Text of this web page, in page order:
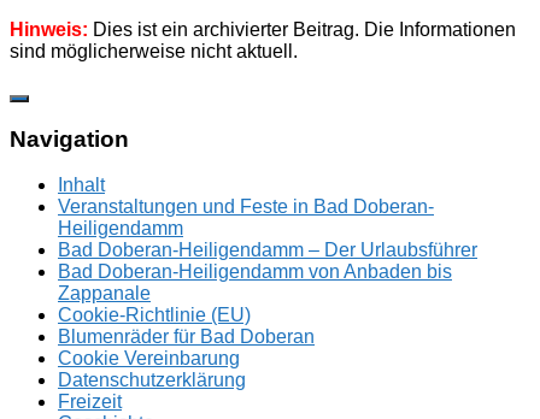
Hinweis: Dies ist ein archivierter Beitrag. Die Informationen
sind möglicherweise nicht aktuell.
Zum
springen
Navigation
Inhalt
Veranstaltungen und Feste in Bad Doberan-
Heiligendamm
Bad Doberan-Heiligendamm – Der Urlaubsführer
Bad Doberan-Heiligendamm von Anbaden bis
Zappanale
Cookie-Richtlinie (EU)
Blumenräder für Bad Doberan
Cookie Vereinbarung
Datenschutzerklärung
Freizeit